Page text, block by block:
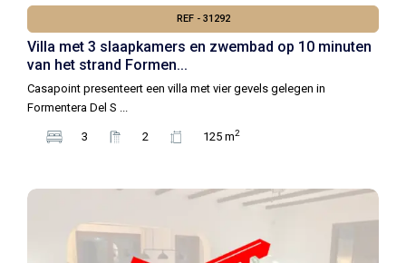
REF - 31292
Villa met 3 slaapkamers en zwembad op 10 minuten
van het strand Formen...
Casapoint presenteert een villa met vier gevels gelegen in
Formentera Del S
3 2 125 m2